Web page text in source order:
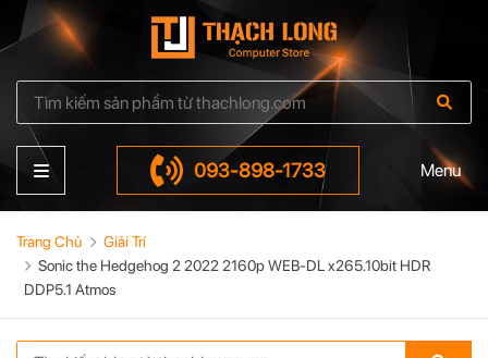
093-898-1733 Menu
Trang Chủ
Giải Trí
Sonic the Hedgehog 2 2022 2160p WEB-DL x265.10bit HDR
DDP5.1 Atmos